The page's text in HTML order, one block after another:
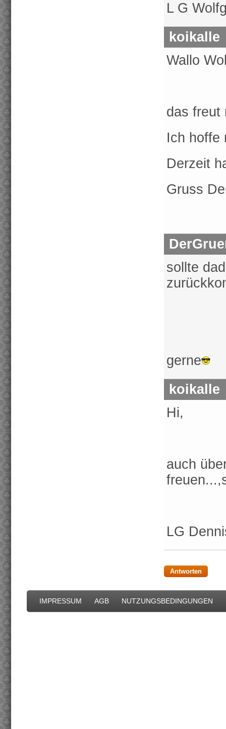
L G
koikalle
Wallo
das freut
Ich hoffe
Derzeit
Gruss
sollte
gerne
koikalle
Hi,
auch
LG
Antworten
IMPRESSUM AGB NUTZUNGSBEDINGUNGEN